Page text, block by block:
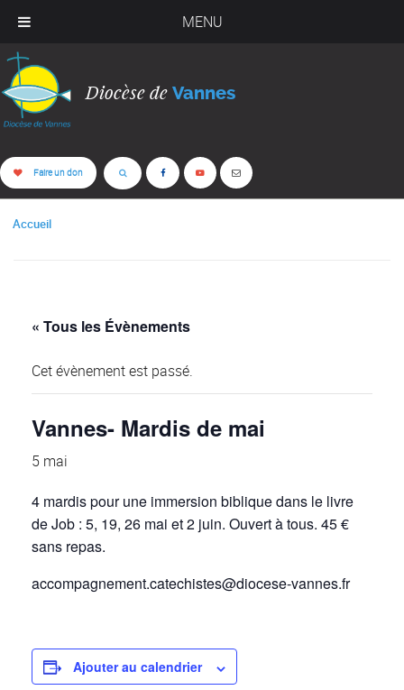
MENU
Diocèse de Vannes
Faire un don
Accueil
« Tous les Évènements
Cet évènement est passé.
Vannes- Mardis de mai
5 mai
4 mardis pour une immersion biblique dans le livre
de Job : 5, 19, 26 mai et 2 juin. Ouvert à tous. 45 €
sans repas.
accompagnement.catechistes@diocese-vannes.fr
Ajouter au calendrier